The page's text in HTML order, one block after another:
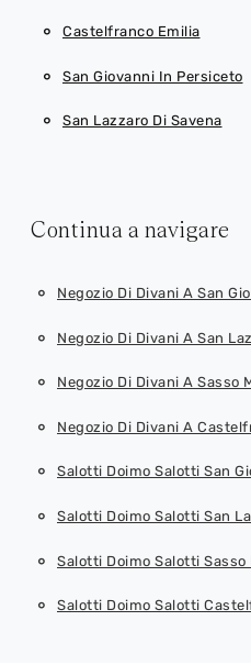
Castelfranco Emilia
San Giovanni In Persiceto
San Lazzaro Di Savena
Continua a navigare
Negozio Di Divani A San
Negozio Di Divani A San
Negozio Di Divani A Sasso
Negozio Di Divani A
Salotti Doimo Salotti San
Salotti Doimo Salotti San
Salotti Doimo Salotti Sasso
Salotti Doimo Salotti